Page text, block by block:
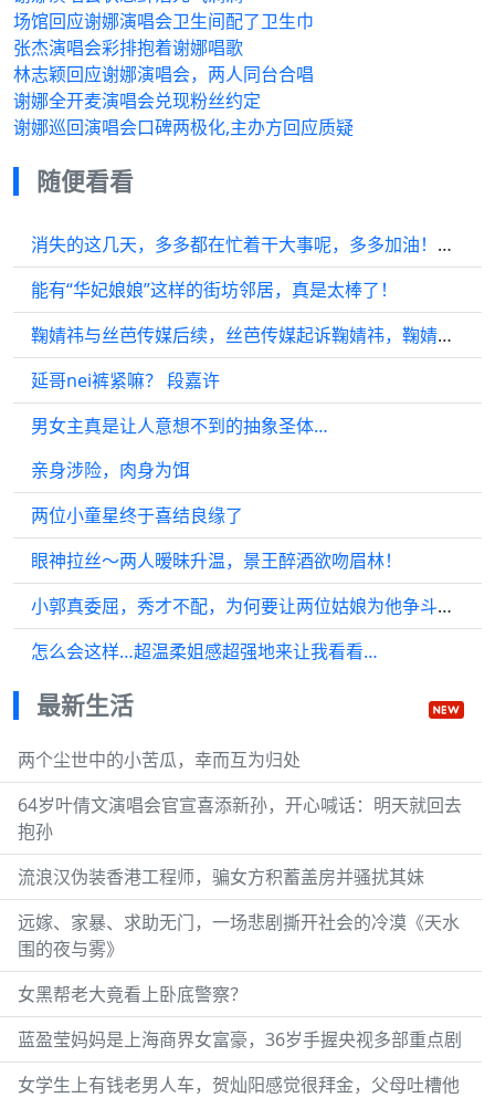
场馆回应谢娜演唱会卫生间配了卫生巾
张杰演唱会彩排抱着谢娜唱歌
林志颖回应谢娜演唱会，两人同台合唱
谢娜全开麦演唱会兑现粉丝约定
谢娜巡回演唱会口碑两极化,主办方回应质疑
随便看看
消失的这几天，多多都在忙着干大事呢，多多加油！檀健次11月16日成都演唱会
能有“华妃娘娘”这样的街坊邻居，真是太棒了！
鞠婧祎与丝芭传媒后续，丝芭传媒起诉鞠婧祎，鞠婧祎合约到期未续…
延哥nei裤紧嘛？ 段嘉许
男女主真是让人意想不到的抽象圣体…
亲身涉险，肉身为饵
两位小童星终于喜结良缘了
眼神拉丝～两人暧昧升温，景王醉酒欲吻眉林！
小郭真委屈，秀才不配，为何要让两位姑娘为他争斗呢……他还想要一妻一妾
怎么会这样…超温柔姐感超强地来让我看看…
最新生活
两个尘世中的小苦瓜，幸而互为归处
64岁叶倩文演唱会官宣喜添新孙，开心喊话：明天就回去
抱孙
流浪汉伪装香港工程师，骗女方积蓄盖房并骚扰其妹
远嫁、家暴、求助无门，一场悲剧撕开社会的冷漠《天水
围的夜与雾》
女黑帮老大竟看上卧底警察？
蓝盈莹妈妈是上海商界女富豪，36岁手握央视多部重点剧
女学生上有钱老男人车，贺灿阳感觉很拜金，父母吐槽他